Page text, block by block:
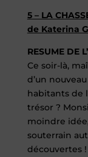
5 – LA
de Katerina
RESUME DE
Ce soir-là,
d’un
habitants de
trésor ?
moindre
souterrain
découvertes